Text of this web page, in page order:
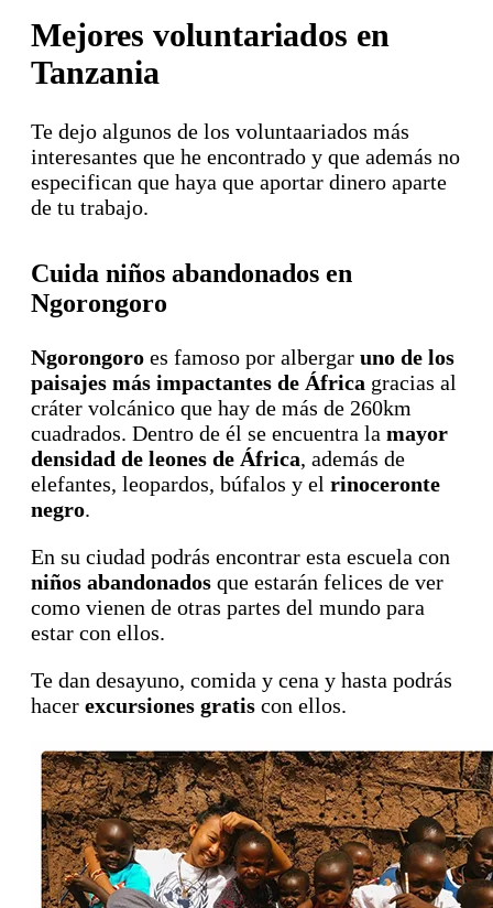
Mejores voluntariados en
Tanzania
Te dejo algunos de los voluntaariados más
interesantes que he encontrado y que además no
especifican que haya que aportar dinero aparte
de tu trabajo.
Cuida niños abandonados en
Ngorongoro
Ngorongoro es famoso por albergar uno de los
paisajes más impactantes de África gracias al
cráter volcánico que hay de más de 260km
cuadrados. Dentro de él se encuentra la mayor
densidad de leones de África, además de
elefantes, leopardos, búfalos y el rinoceronte
negro.
En su ciudad podrás encontrar esta escuela con
niños abandonados que estarán felices de ver
como vienen de otras partes del mundo para
estar con ellos.
Te dan desayuno, comida y cena y hasta podrás
hacer excursiones gratis con ellos.